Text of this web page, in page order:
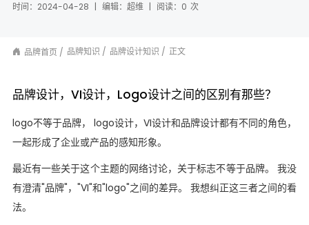
时间：2024-04-28 | 编辑：超维 | 阅读： 0 次
品牌首页 品牌知识 品牌设计知识 正文
品牌设计，VI设计，Logo设计之间的区别有那些？
logo不等于品牌， logo设计，VI设计和品牌设计都有不同的角色，
一起形成了企业或产品的感知形象。
最近有一些关于这个主题的网络讨论，关于标志不等于品牌。 我没
有澄清"品牌"，"VI"和"logo"之间的差异。 我想纠正这三者之间的看
法。